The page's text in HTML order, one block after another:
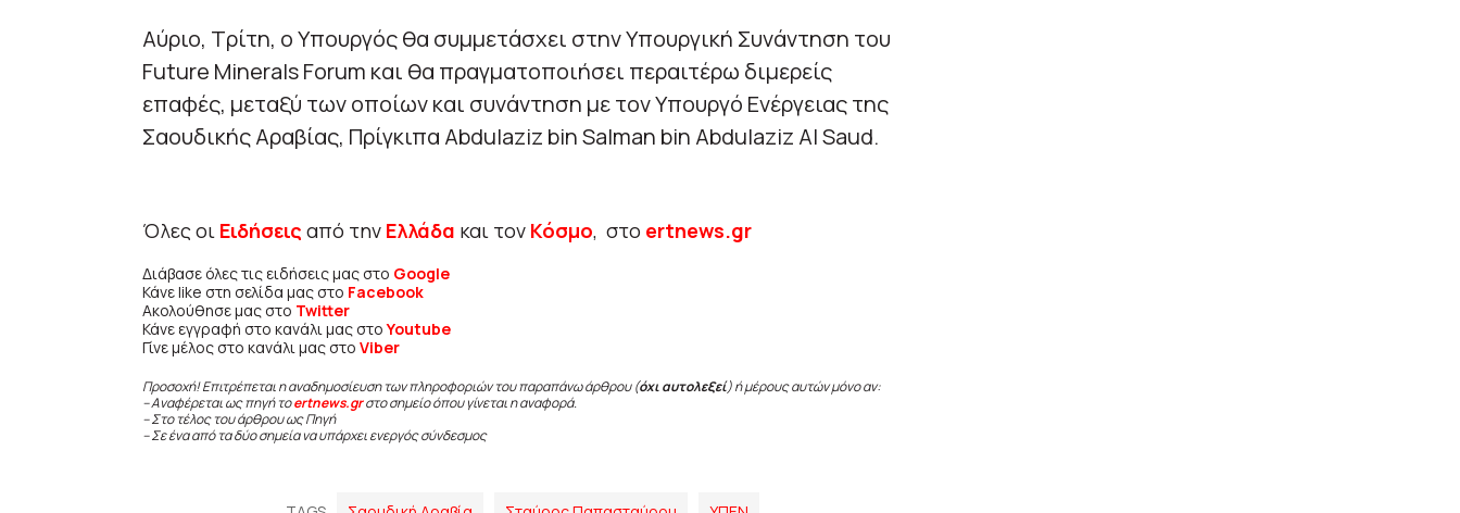
Αύριο, Τρίτη, ο Υπουργός θα συμμετάσχει στην Υπουργική Συνάντηση του
Future Minerals Forum και θα πραγματοποιήσει περαιτέρω διμερείς
επαφές, μεταξύ των οποίων και συνάντηση με τον Υπουργό Ενέργειας της
Σαουδικής Αραβίας, Πρίγκιπα Abdulaziz bin Salman bin Abdulaziz Al Saud.
Όλες οι Ειδήσεις από την Ελλάδα και τον Κόσμο, στο ertnews.gr
Διάβασε όλες τις ειδήσεις μας στο Google
Κάνε like στη σελίδα μας στο Facebook
Ακολούθησε μας στο Twitter
Κάνε εγγραφή στο κανάλι μας στοYoutube
Γίνε μέλος στο κανάλι μας στο Viber
Προσοχή! Επιτρέπεται η αναδημοσίευση των πληροφοριών του παραπάνω άρθρου (όχι αυτολεξεί) ή μέρους αυτών μόνο αν:
– Αναφέρεται ως πηγή τοertnews.gr στο σημείο όπου γίνεται η αναφορά.
– Στο τέλος του άρθρου ως Πηγή
– Σε ένα από τα δύο σημεία να υπάρχει ενεργός σύνδεσμος